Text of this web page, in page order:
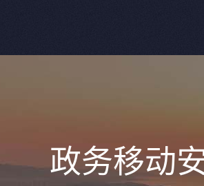
政务移动